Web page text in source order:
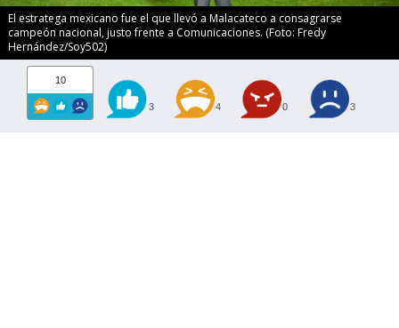
El estratega mexicano fue el que llevó a Malacateco a consagrarse
campeón nacional, justo frente a Comunicaciones. (Foto: Fredy
Hernández/Soy502)
10
3 4 0 3